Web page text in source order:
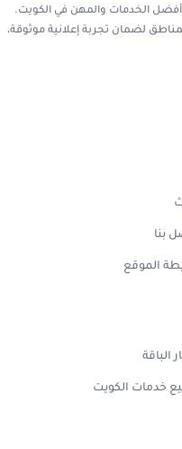
أفضل الخدمات والمهن في الكويت.
لضمان تجربة إعلانية موثوقة،
بنا
الموقع
الباقة
خدمات الكويت